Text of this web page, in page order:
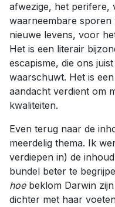
afwezige, het perifere,
waarneembare
nieuwe levens, voor
Het is een literair
escapisme, die ons
waarschuwt. Het is
aandacht verdient om
kwaliteiten.
Even terug naar de
meerdelig thema. Ik
verdiepen in) de
bundel beter te
hoebeklom Darwin
dichter met haar